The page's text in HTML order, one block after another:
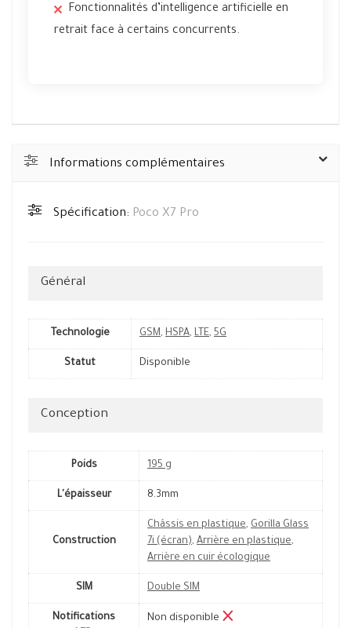
Fonctionnalités d’intelligence artificielle en
retrait face à certains concurrents.
Informations complémentaires
Spécification: Poco X7 Pro
Général
Technologie GSM, HSPA, LTE, 5G
Statut Disponible
Conception
Poids 195 g
L'épaisseur 8.3mm
Construction
Châssis en plastique, Gorilla Glass
7i (écran), Arrière en plastique,
Arrière en cuir écologique
SIM Double SIM
Notifications
Non disponible